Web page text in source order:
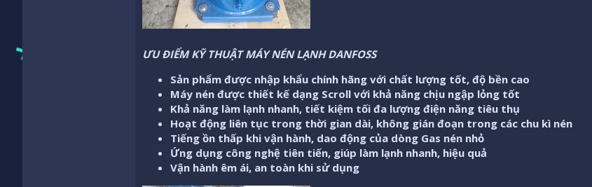
ƯU ĐIỂM KỸ THUẬT MÁY NÉN LẠNH DANFOSS
Sản phẩm được nhập khẩu chính hãng với chất lượng tốt, độ bền cao
Máy nén được thiết kế dạng Scroll với khả năng chịu ngập lỏng tốt
Khả năng làm lạnh nhanh, tiết kiệm tối đa lượng điện năng tiêu thụ
Hoạt động liên tục trong thời gian dài, không gián đoạn trong các chu kì nén
Tiếng ồn thấp khi vận hành, dao động của dòng Gas nén nhỏ
Ứng dụng công nghệ tiên tiến, giúp làm lạnh nhanh, hiệu quả
Vận hành êm ái, an toàn khi sử dụng